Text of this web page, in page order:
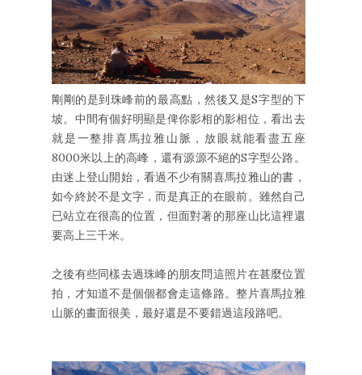
剛剛的是到珠峰前的最高點，然後又是S字型的下
坡。中間有個好明顯是俾你影相的影相位，看出去
就是一整排喜馬拉雅山脈，放眼就能看盡五座
8000米以上的高峰，還有源源不絕的S字型公路。
由迷上登山開始，看過不少有關喜馬拉雅山的書，
如今終於不是文字，而是真正的在眼前。雖然自己
已站立在很高的位置，但面對著的那座山比這裡還
要高上三千米。
之後有些同樣去過珠峰的朋友問這照片在甚麼位置
拍，才知道不是個個都會走這條路。整片喜馬拉雅
山脈的畫面很美，最好還是不要錯過這段路吧。